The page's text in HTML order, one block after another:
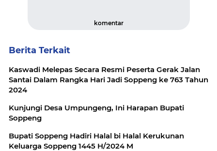
komentar
Berita Terkait
Kaswadi Melepas Secara Resmi Peserta Gerak Jalan
Santai Dalam Rangka Hari Jadi Soppeng ke 763 Tahun
2024
Kunjungi Desa Umpungeng, Ini Harapan Bupati
Soppeng
Bupati Soppeng Hadiri Halal bi Halal Kerukunan
Keluarga Soppeng 1445 H/2024 M